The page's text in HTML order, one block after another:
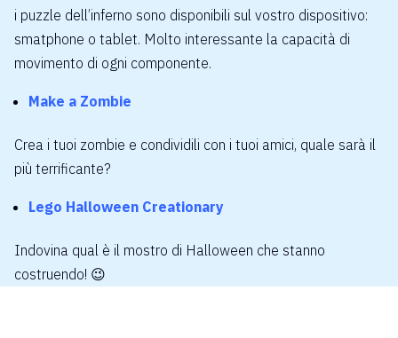
i puzzle dell’inferno sono disponibili sul vostro dispositivo:
smatphone o tablet. Molto interessante la capacità di
movimento di ogni componente.
Make a Zombie
Crea i tuoi zombie e condividili con i tuoi amici, quale sarà il
più terrificante?
Lego Halloween Creationary
Indovina qual è il mostro di Halloween che stanno
costruendo! 😉